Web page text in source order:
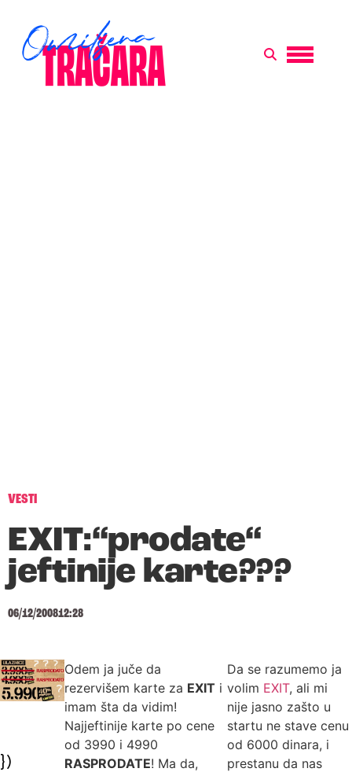
VESTI
EXIT:“prodate“
jeftinije karte???
06/12/200812:28
})
Odem ja juče da
rezervišem karte za EXIT i
imam šta da vidim!
Najjeftinije karte po cene
od 3990 i 4990
RASPRODATE! Ma da,
Da se razumemo ja
volim EXIT, ali mi
nije jasno zašto u
startu ne stave cenu
od 6000 dinara, i
prestanu da nas